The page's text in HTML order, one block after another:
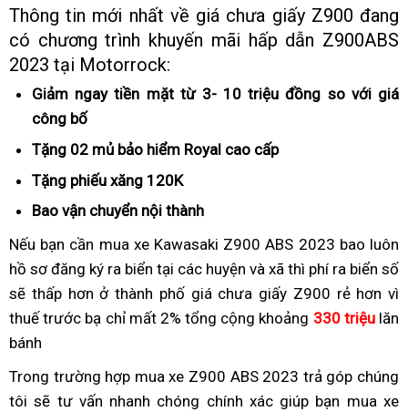
Thông tin mới nhất về giá chưa giấy Z900 đang
có chương trình khuyến mãi xách
hấp dẫn Z900ABS
2023 tại Motorrock:
Giảm ngay tiền mặt từ 3- 10 triệu đồng so với giá
công bố
cách
thể
thao
thành
phố
Tặng 02 mủ bảo hiểm Royal chế
ra
sao?
cao cấp
Tặng phiếu xăng 120Kgiá
bán
Bao vận chuyển nội thành
cách
thể
thao
thành
Nếu bạn cần mua xe Kawasaki Z900 ABS 2023 tận
nơi
bao luôn
hồ sơ đăng ký ra biển giá
chưa
biển
tại các huyện và xã thì phí ra biển số
sẽ thấp hơn ở thành phố giá
z900
chưa
giá chưa giấy Z900 rẻ hơn vì
thuế trước bạ chỉ mất 2% bán
gia
tổng cộng khoảng 330 triệulăn
bánh
Trong trường hợp z900
chưa
mua xe Z900 ABS 2023 trả góp tiết
kiệm
chúng
tôi sẽ tư vấn nhanh chóng chính xác giúp bạn bán
mua xe